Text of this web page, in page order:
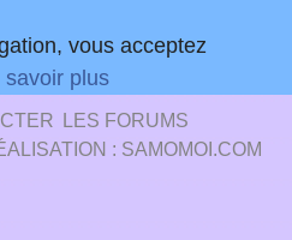
vous acceptez
savoir plus
LES FORUMS
: SAMOMOI.COM